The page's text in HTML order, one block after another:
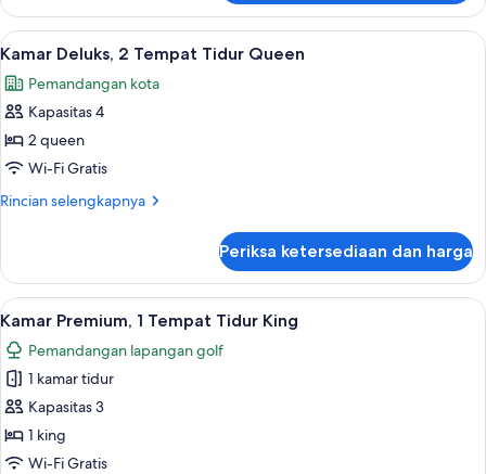
Kamar
Deluks,
1
Tidur
King
Lihat
semua
foto
untuk
Kamar
Deluks,
2
Queen
Brankas, setrika/meja setrika, Wi-Fi
3
Kamar Deluks, 2 Tempat Tidur Queen
Pemandangan kota
Kapasitas 4
2 queen
Wi-Fi Gratis
Rincian selengkapnya
Rincian
Kamar
Deluks,
2
Tempat
Tidur
Queen
Periksa ketersediaan dan harga
Lihat
semua
foto
untuk
Kamar
Premium,
1
Brankas, setrika/meja setrika, Wi-Fi
1
Kamar Premium, 1 Tempat Tidur King
Pemandangan lapangan golf
1 kamar tidur
Kapasitas 3
1 king
Wi-Fi Gratis